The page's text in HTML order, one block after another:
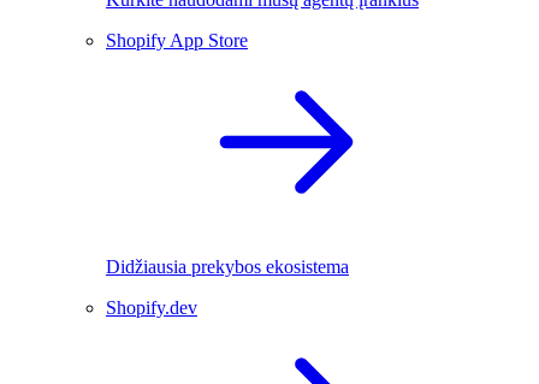
Shopify App Store
Didžiausia prekybos ekosistema
Shopify.dev